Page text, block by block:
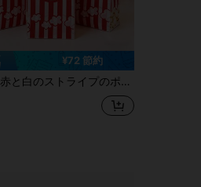
¥72 節約
赤と白のストライプのポップコーンバッグ 50個/30個セット、映画の夜、パーティー、結婚式、カーニバル、フライドポテトカップ、誕生日サーカスパーティーのケーキバッグに適しています